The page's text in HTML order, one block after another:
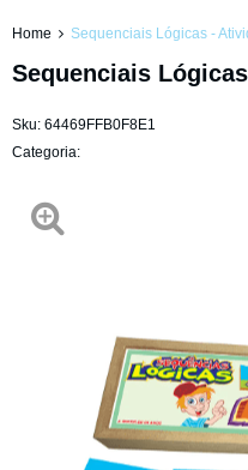
Home Sequenciais Lógicas -
Sequenciais
Sku: 64469FFB0F8E1
Categoria: